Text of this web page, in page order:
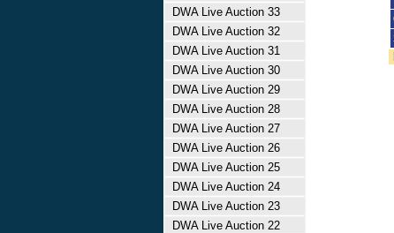
DWA Live Auction 33
DWA Live Auction 32
DWA Live Auction 31
DWA Live Auction 30
DWA Live Auction 29
DWA Live Auction 28
DWA Live Auction 27
DWA Live Auction 26
DWA Live Auction 25
DWA Live Auction 24
DWA Live Auction 23
DWA Live Auction 22